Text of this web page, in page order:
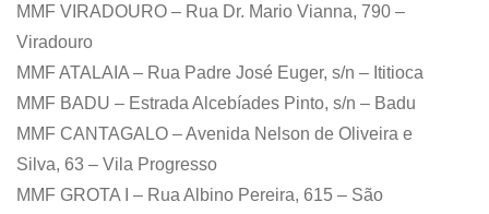
MMF VIRADOURO – Rua Dr. Mario Vianna, 790 –
Viradouro
MMF ATALAIA – Rua Padre José Euger, s/n – Ititioca
MMF BADU – Estrada Alcebíades Pinto, s/n – Badu
MMF CANTAGALO – Avenida Nelson de Oliveira e
Silva, 63 – Vila Progresso
MMF GROTA I – Rua Albino Pereira, 615 – São